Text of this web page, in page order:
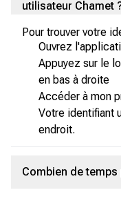
utilisateur Chamet
Pour trouver votre
Ouvrez
Appuyez sur le
en bas à droite
Accéder à mon
Votre identifiant
endroit.
Combien de